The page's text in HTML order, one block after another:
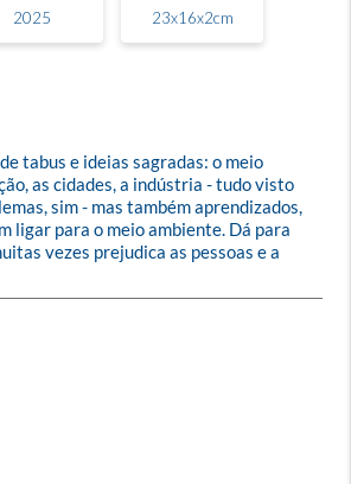
2025 23x16x2cm
tabus e ideias sagradas: o meio
as cidades, a indústria - tudo visto
sim - mas também aprendizados,
ligar para o meio ambiente. Dá para
vezes prejudica as pessoas e a